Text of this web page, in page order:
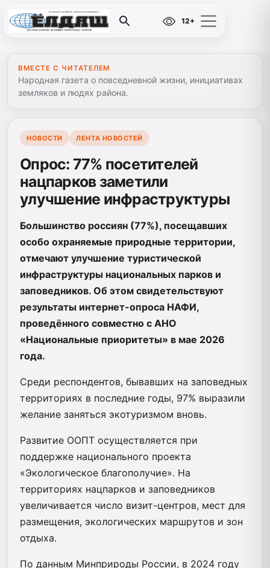
12+
ВМЕСТЕ С ЧИТАТЕЛЕМ
Народная газета о повседневной жизни, инициативах
земляков и людях района.
НОВОСТИ ЛЕНТА НОВОСТЕЙ
Опрос: 77% посетителей
нацпарков заметили
улучшение инфраструктуры
Большинство россиян (77%), посещавших
особо охраняемые природные территории,
отмечают улучшение туристической
инфраструктуры национальных парков и
заповедников. Об этом свидетельствуют
результаты интернет-опроса НАФИ,
проведённого совместно с АНО
«Национальные приоритеты» в мае 2026
года.
Среди респондентов, бывавших на заповедных
территориях в последние годы, 97% выразили
желание заняться экотуризмом вновь.
Развитие ООПТ осуществляется при
поддержке национального проекта
«Экологическое благополучие». На
территориях нацпарков и заповедников
увеличивается число визит-центров, мест для
размещения, экологических маршрутов и зон
отдыха.
По данным Минприроды России, в 2024 году